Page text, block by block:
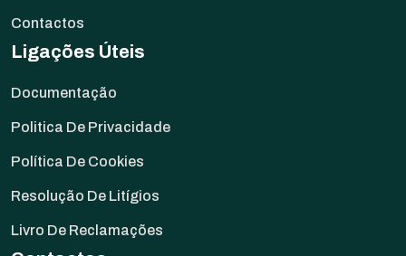
Contactos
Ligações Úteis
Documentação
Politica De Privacidade
Política De Cookies
Resolução De Litígios
Livro De Reclamações